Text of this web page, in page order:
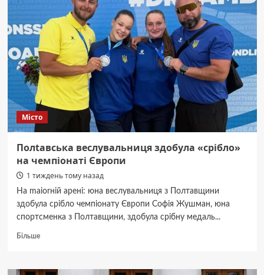
Місто
Полtавська веслувальниця здобула «срібло»
на чемпіонаті Європи
1 тиждень тому назад
На maiorній арені: юна веслувальниця з Полтавщини
здобула срібло чемпіонату Європи Софія Жушман, юна
спортсменка з Полтавщини, здобула срібну медаль...
БільшеДокладніше
веслувальниця